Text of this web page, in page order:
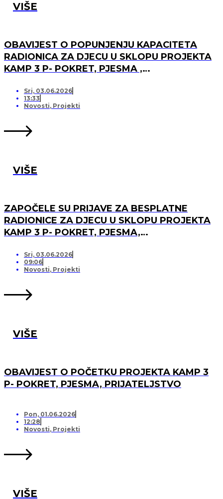
VIŠE
OBAVIJEST O POPUNJENJU KAPACITETA
RADIONICA ZA DJECU U SKLOPU PROJEKTA
KAMP 3 P- POKRET, PJESMA ,
LISTU ČEKANJA
Sri, 03.06.2026
13:33
Novosti, Projekti
VIŠE
ZAPOČELE SU PRIJAVE ZA BESPLATNE
RADIONICE ZA DJECU U SKLOPU PROJEKTA
KAMP 3 P- POKRET, PJESMA,
Sri, 03.06.2026
09:06
Novosti, Projekti
VIŠE
OBAVIJEST O POČETKU PROJEKTA KAMP 3
P- POKRET, PJESMA, PRIJATELJSTVO
Pon, 01.06.2026
12:28
Novosti, Projekti
VIŠE